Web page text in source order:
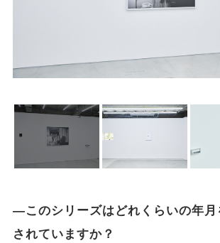
―このシリーズはどれくらいの年月
されていますか？